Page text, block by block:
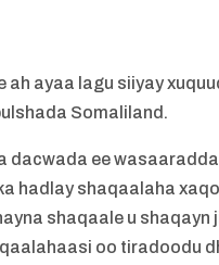
ah ayaa lagu siiyay
Somaliland.
dacwada ee
hadlay shaqaalaha
shaqaale u shaqayn
oo tiradoodu